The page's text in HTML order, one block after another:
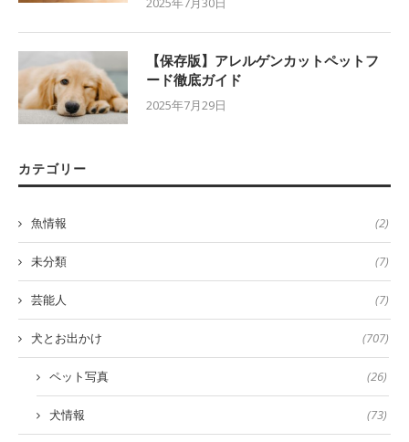
【保存版】アレルゲンカットペットフ
ード徹底ガイド
2025年7月29日
カテゴリー
魚情報 (2)
未分類 (7)
芸能人 (7)
犬とお出かけ (707)
ペット写真 (26)
犬情報 (73)